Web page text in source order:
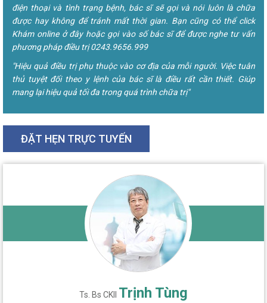
điện thoại và tình trạng bệnh, bác sĩ sẽ gọi và nói luôn là chữa
được hay không để tránh mất thời gian. Bạn cũng có thể click
Khám online ở đây hoặc gọi vào số bác sĩ để được nghe tư vấn
phương pháp điều trị 0243.9656.999
"Hiệu quả điều trị phụ thuộc vào cơ địa của mỗi người. Việc tuân
thủ tuyệt đối theo y lệnh của bác sĩ là điều rất cần thiết. Giúp
mang lại hiệu quả tối đa trong quá trình chữa trị"
ĐẶT HẸN TRỰC TUYẾN
Ts. Bs CKII Trịnh Tùng